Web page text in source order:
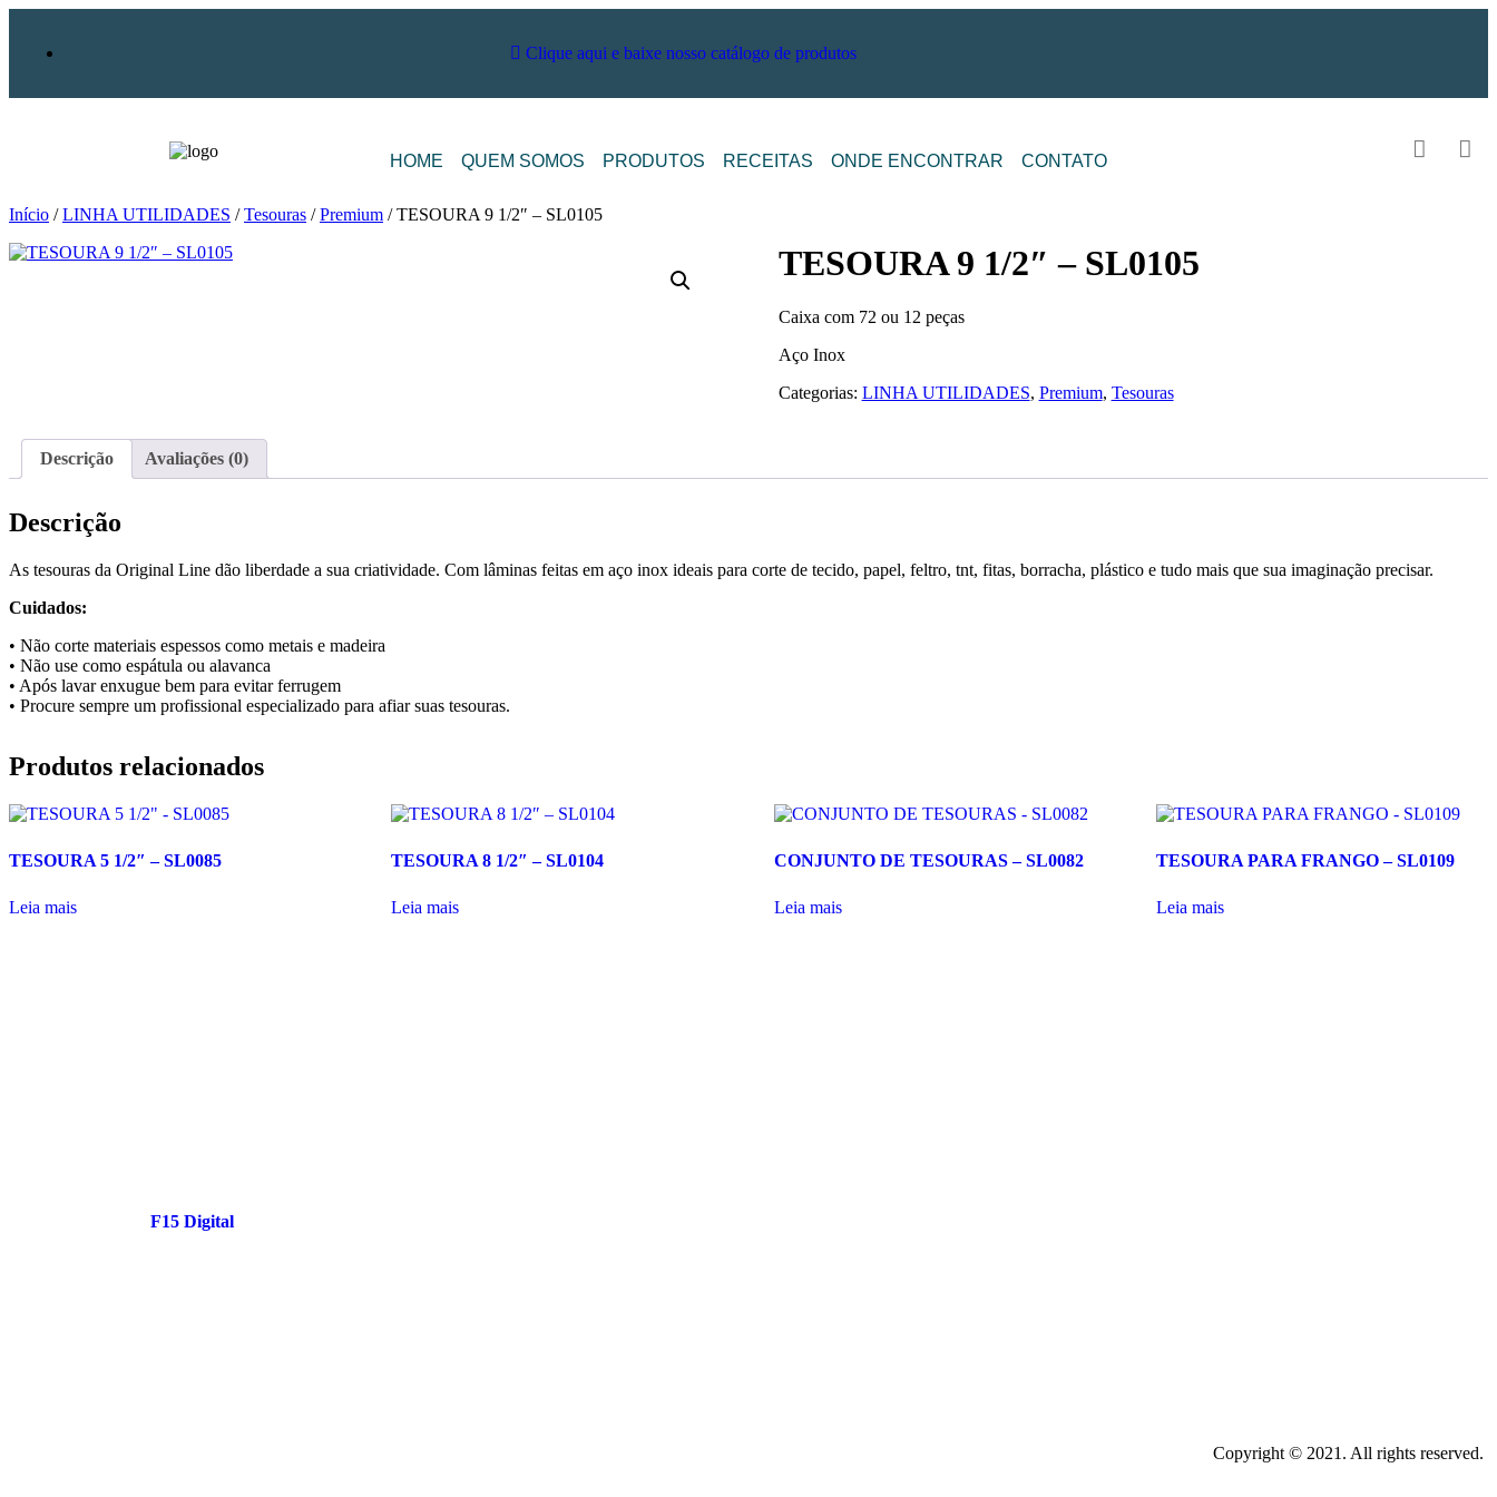
Clique aqui e baixe nosso catálogo de produtos
HOME QUEM SOMOS PRODUTOS RECEITAS ONDE ENCONTRAR CONTATO
Início /LINHA UTILIDADES /Tesouras /Premium / TESOURA 9 1/2″ – SL0105
TESOURA 9 1/2″ – SL0105
Caixa com 72 ou 12 peças
Aço Inox
Categorias: LINHA UTILIDADES, Premium, Tesouras
Descrição Avaliações (0)
Descrição
As tesouras da Original Line dão liberdade a sua criatividade. Com lâminas feitas em aço inox ideais para corte de tecido, papel, feltro, tnt, fitas, borracha, plástico e tudo mais que sua imaginação precisar.
Cuidados:
• Não corte materiais espessos como metais e madeira
• Não use como espátula ou alavanca
• Após lavar enxugue bem para evitar ferrugem
• Procure sempre um profissional especializado para afiar suas tesouras.
Produtos relacionados
TESOURA 5 1/2″ – SL0085
Leia mais
TESOURA 8 1/2″ – SL0104
Leia mais
CONJUNTO DE TESOURAS – SL0082
Leia mais
TESOURA PARA FRANGO – SL0109
Leia mais
F15 Digital
Copyright © 2021. All rights reserved.